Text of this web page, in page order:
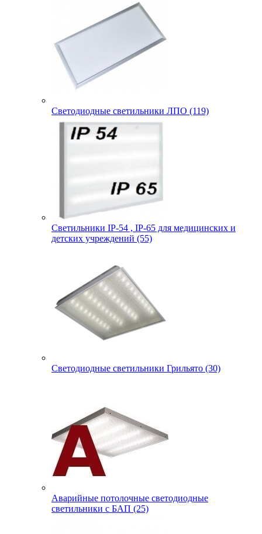
Светодиодные светильники ЛПО (119)
Светильники IP-54 , IP-65 для медицинских и
детских учреждений (55)
Светодиодные светильники Грильято (30)
Аварийные потолочные светодиодные
светильники с БАП (25)